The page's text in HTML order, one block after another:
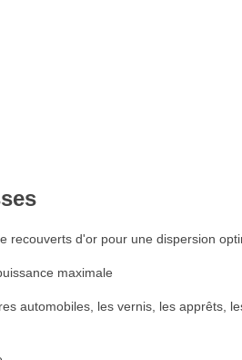
recouverts d'or pour une dispersion
maximale
automobiles, les vernis, les apprêts,